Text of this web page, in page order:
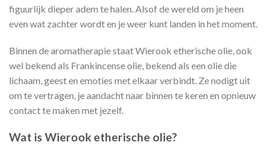
figuurlijk dieper adem te halen. Alsof de wereld om je heen
even wat zachter wordt en je weer kunt landen in het moment.
Binnen de aromatherapie staat Wierook etherische olie, ook
wel bekend als Frankincense olie, bekend als een olie die
lichaam, geest en emoties met elkaar verbindt. Ze nodigt uit
om te vertragen, je aandacht naar binnen te keren en opnieuw
contact te maken met jezelf.
Wat is Wierook etherische olie?